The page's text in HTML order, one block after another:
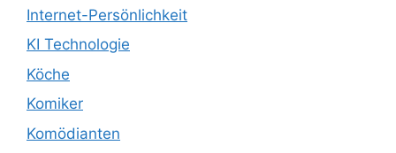
Internet-Persönlichkeit
KI Technologie
Köche
Komiker
Komödianten